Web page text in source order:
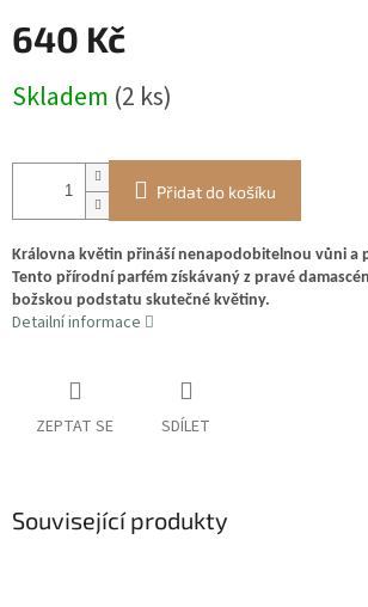
640 Kč
cena:
Skladem (2 ks)
Přidat do košíku
Královna květin přináší nenapodobitelnou vůni a
Tento přírodní parfém získávaný z pravé
božskou podstatu skutečné květiny.
Detailní informace
ZEPTAT SE SDÍLET
Související produkty